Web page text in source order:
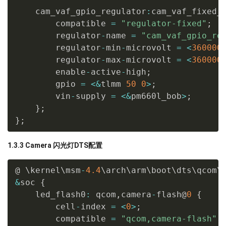
};
    cam_vaf_gpio_regulator
:
        compatible
= "regulator-fixed" ;
        regulator
- name =
        regulator
-min-microvolt = <
        regulator
-max-microvolt = <
        enable
- active- high ;
        gpio
= <&tlmm 50 0> ;
        vin
- supply = <&pm660l_bob> ;
} ;
} ;
1.3.3 Camera 闪光灯DTS配置
@ \kernel\msm-4.4
&soc {
    led_flash0
: qcom , camera- flash@0
{
        cell
- index = <0> ;
        compatible
= "qcom,camera-flash"